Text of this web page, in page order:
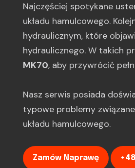
Najczęściej spotykane
układu hamulcowego.
hydraulicznym, które
hydraulicznego. W takich
MK70, aby przywrócić
Nasz serwis posiada
typowe problemy
układu hamulcowego.
Zamów Naprawę